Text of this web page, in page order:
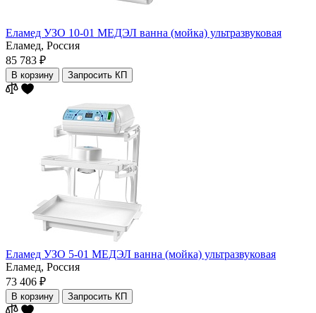
Еламед УЗО 10-01 МЕДЭЛ ванна (мойка) ультразвуковая
Еламед, Россия
85 783 ₽
В корзину Запросить КП
Еламед УЗО 5-01 МЕДЭЛ ванна (мойка) ультразвуковая
Еламед, Россия
73 406 ₽
В корзину Запросить КП